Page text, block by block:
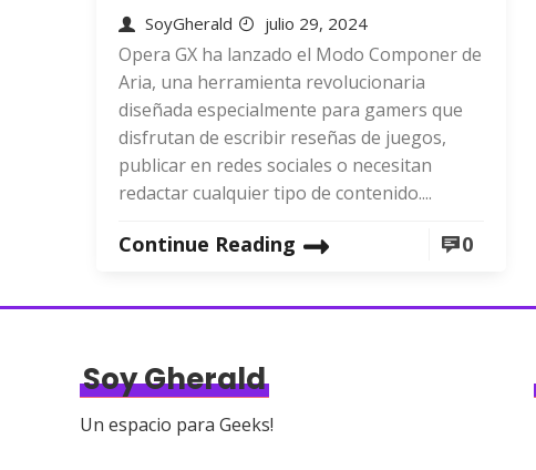
SoyGherald julio 29, 2024
Opera GX ha lanzado el Modo Componer de
Aria, una herramienta revolucionaria
diseñada especialmente para gamers que
disfrutan de escribir reseñas de juegos,
publicar en redes sociales o necesitan
redactar cualquier tipo de contenido....
Continue Reading 0
Soy Gherald
Un espacio para Geeks!